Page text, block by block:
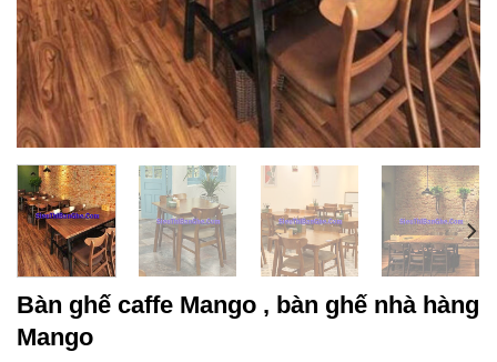
Bàn ghế caffe Mango , bàn ghế nhà hàng
Mango